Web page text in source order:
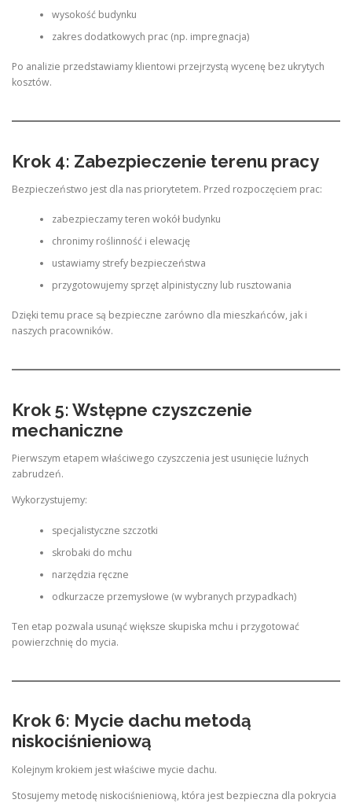
wysokość budynku
zakres dodatkowych prac (np. impregnacja)
Po analizie przedstawiamy klientowi przejrzystą wycenę bez ukrytych
kosztów.
Krok 4: Zabezpieczenie terenu pracy
Bezpieczeństwo jest dla nas priorytetem. Przed rozpoczęciem prac:
zabezpieczamy teren wokół budynku
chronimy roślinność i elewację
ustawiamy strefy bezpieczeństwa
przygotowujemy sprzęt alpinistyczny lub rusztowania
Dzięki temu prace są bezpieczne zarówno dla mieszkańców, jak i
naszych pracowników.
Krok 5: Wstępne czyszczenie
mechaniczne
Pierwszym etapem właściwego czyszczenia jest usunięcie luźnych
zabrudzeń.
Wykorzystujemy:
specjalistyczne szczotki
skrobaki do mchu
narzędzia ręczne
odkurzacze przemysłowe (w wybranych przypadkach)
Ten etap pozwala usunąć większe skupiska mchu i przygotować
powierzchnię do mycia.
Krok 6: Mycie dachu metodą
niskociśnieniową
Kolejnym krokiem jest właściwe mycie dachu.
Stosujemy metodę niskociśnieniową, która jest bezpieczna dla pokrycia